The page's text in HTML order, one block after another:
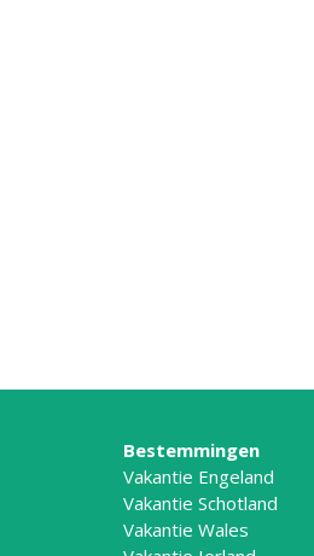
Bestemmingen
Vakantie Engeland
Vakantie Schotland
Vakantie Wales